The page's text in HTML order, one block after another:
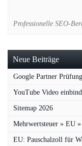
Professionelle SEO-
Neue Beiträge
Google Partner
YouTube Video
Sitemap 2026
Mehrwertsteuer » EU
EU: Pauschalzoll für